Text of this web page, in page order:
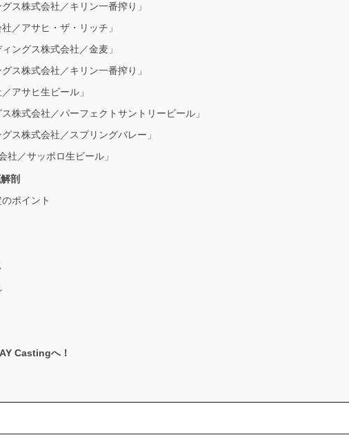
ス株式会社／キリン一番搾り」
／アサヒ・ザ・リッチ」
ングス株式会社／金麦」
ス株式会社／キリン一番搾り」
アサヒ生ビール」
株式会社／パーフェクトサントリービール」
ス株式会社／スプリングバレー」
社／サッポロ生ビール」
剖
ポイント
Castingへ！